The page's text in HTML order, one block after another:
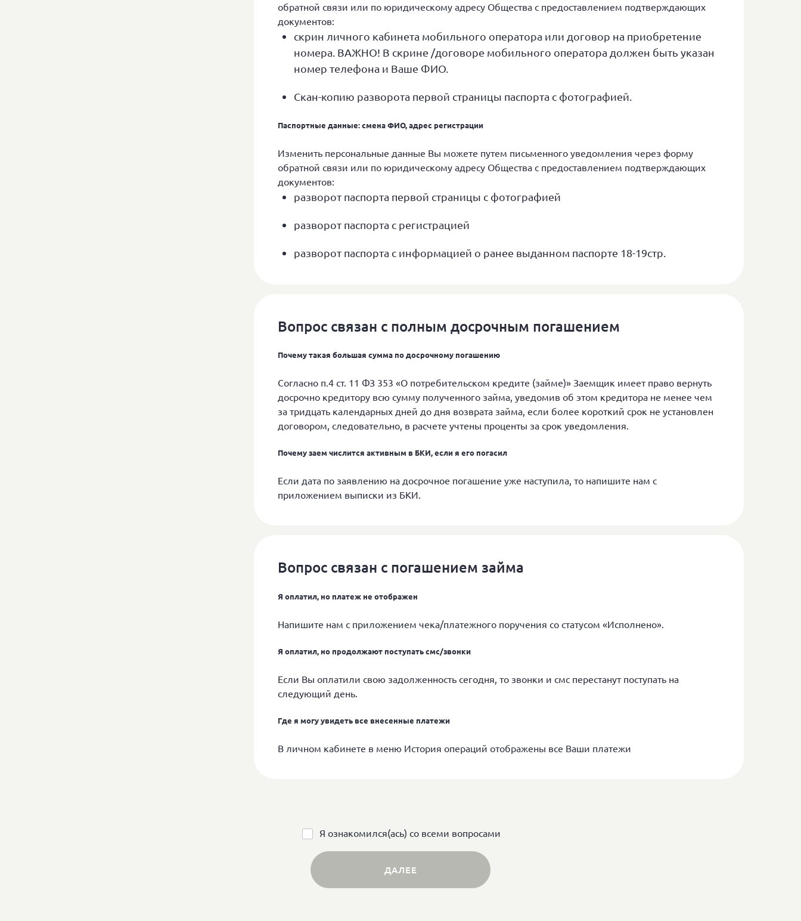
обратной связи или по юридическому адресу Общества с предоставлением подтверждающих
документов:
скрин личного кабинета мобильного оператора или договор на приобретение
номера. ВАЖНО! В скрине /договоре мобильного оператора должен быть указан
номер телефона и Ваше ФИО.
Скан-копию разворота первой страницы паспорта с фотографией.
Паспортные данные: смена ФИО, адрес регистрации
Изменить персональные данные Вы можете путем письменного уведомления через форму
обратной связи или по юридическому адресу Общества с предоставлением подтверждающих
документов:
разворот паспорта первой страницы с фотографией
разворот паспорта с регистрацией
разворот паспорта с информацией о ранее выданном паспорте 18-19стр.
Вопрос связан с полным досрочным погашением
Почему такая большая сумма по досрочному погашению
Согласно п.4 ст. 11 ФЗ 353 «О потребительском кредите (займе)» Заемщик имеет право вернуть
досрочно кредитору всю сумму полученного займа, уведомив об этом кредитора не менее чем
за тридцать календарных дней до дня возврата займа, если более короткий срок не установлен
договором, следовательно, в расчете учтены проценты за срок уведомления.
Почему заем числится активным в БКИ, если я его погасил
Если дата по заявлению на досрочное погашение уже наступила, то напишите нам с
приложением выписки из БКИ.
Вопрос связан с погашением займа
Я оплатил, но платеж не отображен
Напишите нам с приложением чека/платежного поручения со статусом «Исполнено».
Я оплатил, но продолжают поступать смс/звонки
Если Вы оплатили свою задолженность сегодня, то звонки и смс перестанут поступать на
следующий день.
Где я могу увидеть все внесенные платежи
В личном кабинете в меню История операций отображены все Ваши платежи
Я ознакомился(ась) со всеми вопросами
ДАЛЕЕ